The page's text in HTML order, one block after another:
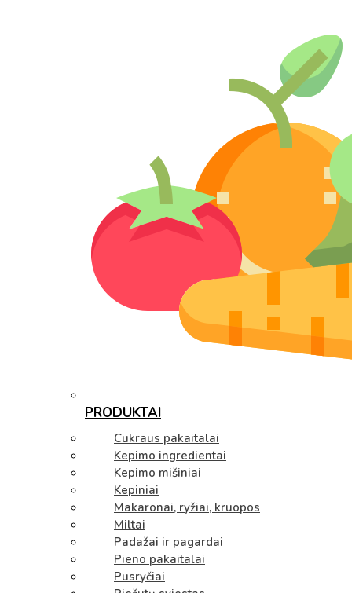
PRODUKTAI
Cukraus pakaitalai
Kepimo ingredientai
Kepimo mišiniai
Kepiniai
Makaronai, ryžiai, kruopos
Miltai
Padažai ir pagardai
Pieno pakaitalai
Pusryčiai